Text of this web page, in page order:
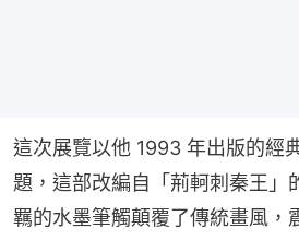
這次展覽以他 1993 年出版的經
題，這部改編自「荊軻刺秦王」
羈的水墨筆觸顛覆了傳統畫風，